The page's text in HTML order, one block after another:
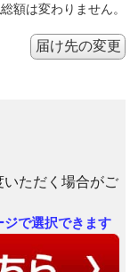
額は変わりません。
ただく場合がご
届け先の変更
で選択できます